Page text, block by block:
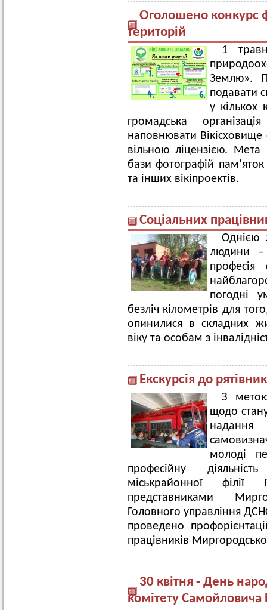
Оголошено конкурс
територій
1
Землю».
подавати
у кількох
громадська
наповнювати
вільною ліцензією.
бази фотографій
та інших вікіпроектів.
Соціальних
Однією
людини –
погодні
безліч кілометрів для
опинилися в складних
віку та особам з
Екскурсія до
З метою
щодо
молоді
професійну
міськрайонної
представниками
Головного управління
проведено
працівників
30 квітня - День
комітету